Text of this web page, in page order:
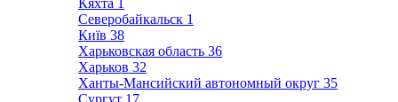
Кяхта 1
Северобайкальск 1
Київ 38
Харьковская область 36
Харьков 32
Ханты-Мансийский автономный округ 35
Сургут 17